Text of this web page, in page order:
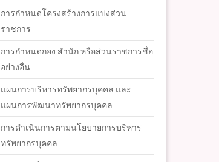
การกำหนดโครงสร้างการแบ่งส่วน
ราชการ
การกำหนดกอง สำนัก หรือส่วนราชการชื่อ
อย่างอื่น
แผนการบริหารทรัพยากรบุคคล และ
แผนการพัฒนาทรัพยากรบุคคล
การดำเนินการตามนโยบายการบริหาร
ทรัพยากรบุคคล